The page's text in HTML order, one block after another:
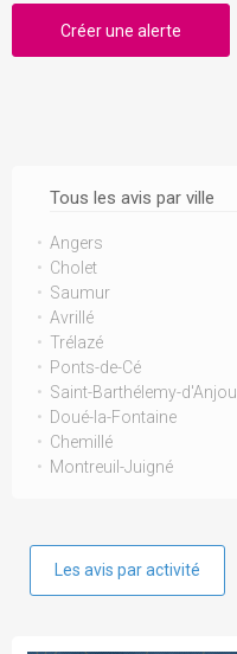
Tous les avis par ville
Angers
Cholet
Saumur
Avrillé
Trélazé
Ponts-de-Cé
Saint-Barthélemy-d'Anjou
Doué-la-Fontaine
Chemillé
Montreuil-Juigné
Les avis par activité
Créer une alerte